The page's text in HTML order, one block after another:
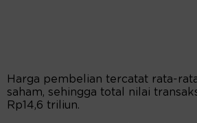
Harga pembelian tercatat rata-
saham, sehingga total nilai
Rp14,6 triliun.